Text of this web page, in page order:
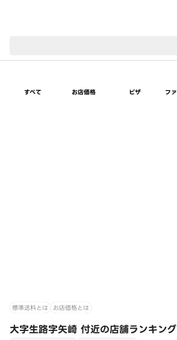
すべて お店価格 ピザ フ
標準送料とは お店価格とは
大字生路字矢崎 付近の店舗ランキング